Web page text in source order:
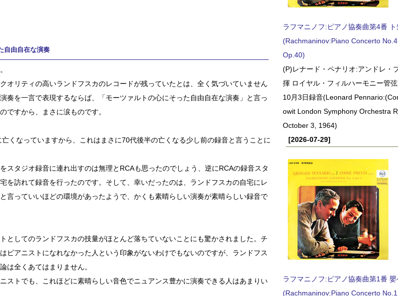
自由自在な演奏
オリティの高いランドフスカのレコードが残っていたとは、全く気づいていません
奏を一言で表現するならば、「モーツァルトの心にそった自由自在な演奏」と言っ
ですから、まさに涙ものです。
くなっていますから、これはまさに70代後半の亡くなる少し前の録音と言うことに
スタジオ録音に連れ出すのは無理とRCAも思ったのでしょう、逆にRCAの録音スタ
を訪れて録音を行ったのです。そして、幸いだったのは、ランドフスカの自宅にレ
言っていいほどの環境があったようで、かくも素晴らしい演奏が素晴らしい録音で
としてのランドフスカの技量がほとんど落ちていないことにも驚かされました。チ
ピアニストになれなかった人という印象がないわけでもないのですが、ランドフス
は全くあてはまりません。
ストでも、これほどに素晴らしい音色でニュアンス豊かに演奏できる人はあまりい
ラフマニノフ:ピアノ協奏曲第4番
(Rachmaninov:Piano Concerto
Op.40)
(P)レナード・ペナリオ:アンドレ・
揮 ロイヤル・フィルハーモニー管
10月3日録音(Leonard
owit London Symphony Orchestra
October 3, 1964)
[2026-07-29]
ラフマニノフ:ピアノ協奏曲第1番
(Rachmaninov:Piano Concerto